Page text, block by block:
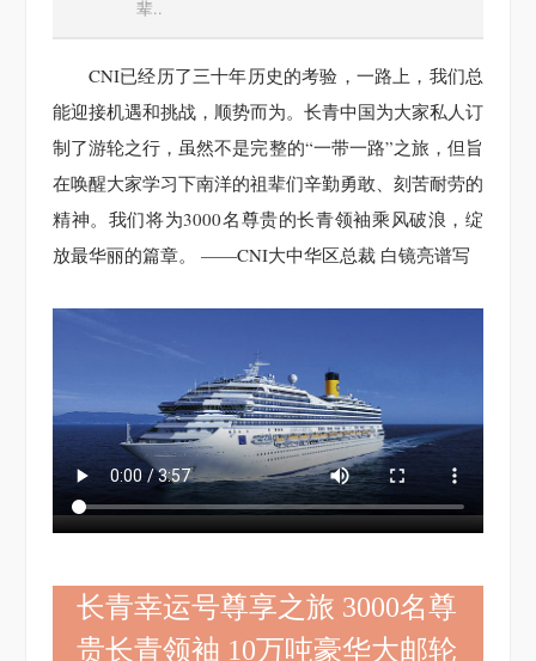
辈..
CNI已经历了三十年历史的考验，一路上，我们总
能迎接机遇和挑战，顺势而为。长青中国为大家私人订
制了游轮之行，虽然不是完整的“一带一路”之旅，但旨
在唤醒大家学习下南洋的祖辈们辛勤勇敢、刻苦耐劳的
精神。我们将为3000名尊贵的长青领袖乘风破浪，绽
放最华丽的篇章。 ——CNI大中华区总裁 白镜亮谱写
长青幸运号尊享之旅 3000名尊
贵长青领袖 10万吨豪华大邮轮